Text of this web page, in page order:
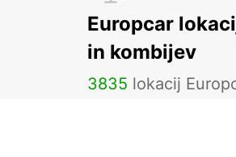
Europcar
in kombijev
3835 lokacij